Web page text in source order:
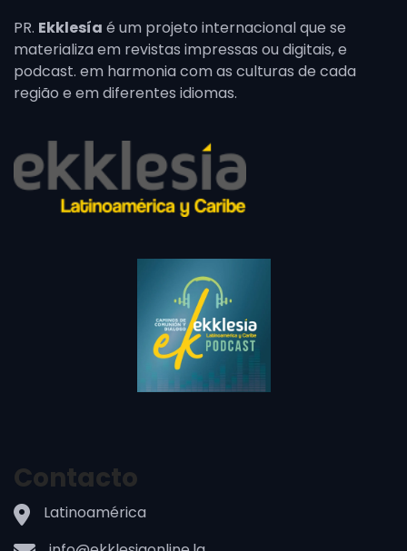
PR. Ekklesía é um projeto internacional que se
materializa em revistas impressas ou digitais, e
podcast. em harmonia com as culturas de cada
região e em diferentes idiomas.
Contacto
Latinoamérica